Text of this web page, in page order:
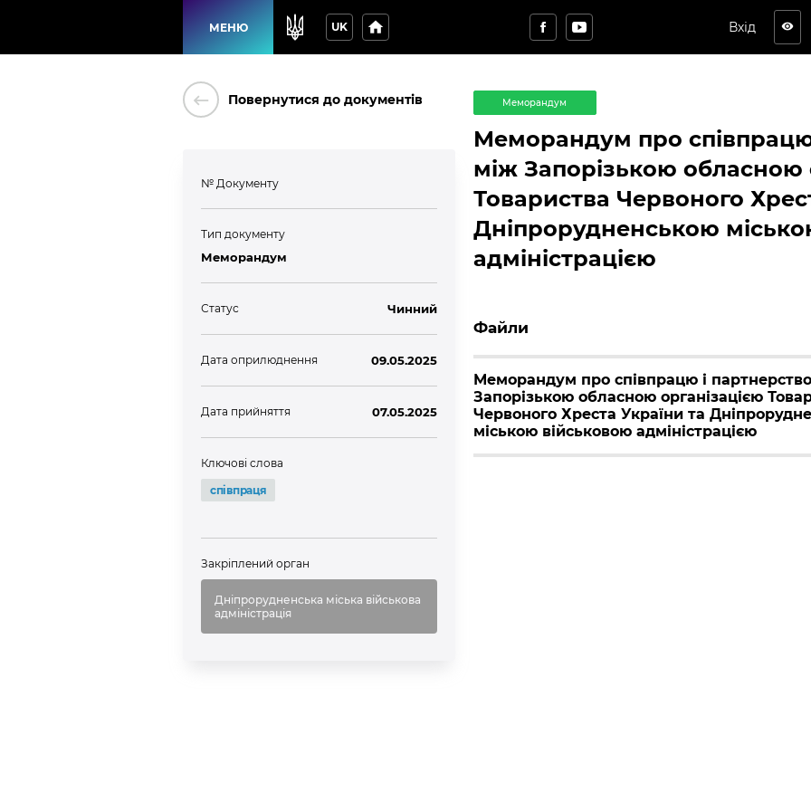
МЕНЮ UK home Вхід visibility
keyboard_backspace Повернутися до документів
№ Документу
Тип документу
Меморандум
Статус Чинний
Дата оприлюднення 09.05.2025
Дата прийняття 07.05.2025
Ключові слова
співпраця
Закріплений орган
Дніпрорудненська міська військова
адміністрація
Меморандум
Меморандум про співпрацю
між Запорізькою обласною
Товариства Червоного
Дніпрорудненською
адміністрацією
Файли
Меморандум про співпрацю і
Запорізькою обласною організацією
Червоного Хреста України та
міською військовою адміністрацією